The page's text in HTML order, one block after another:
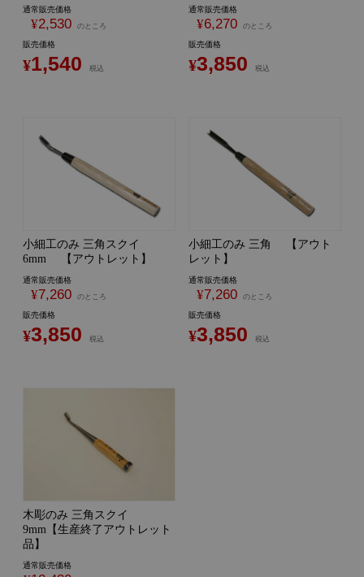
通常販売価格
¥2,530 のところ
販売価格
¥1,540 税込
通常販売価格
¥6,270 のところ
販売価格
¥3,850 税込
小細工のみ 三角スクイ
6mm 【アウトレット】
通常販売価格
¥7,260 のところ
販売価格
¥3,850 税込
小細工のみ 三角 【アウト
レット】
通常販売価格
¥7,260 のところ
販売価格
¥3,850 税込
木彫のみ 三角スクイ
9mm【生産終了アウトレット
品】
通常販売価格